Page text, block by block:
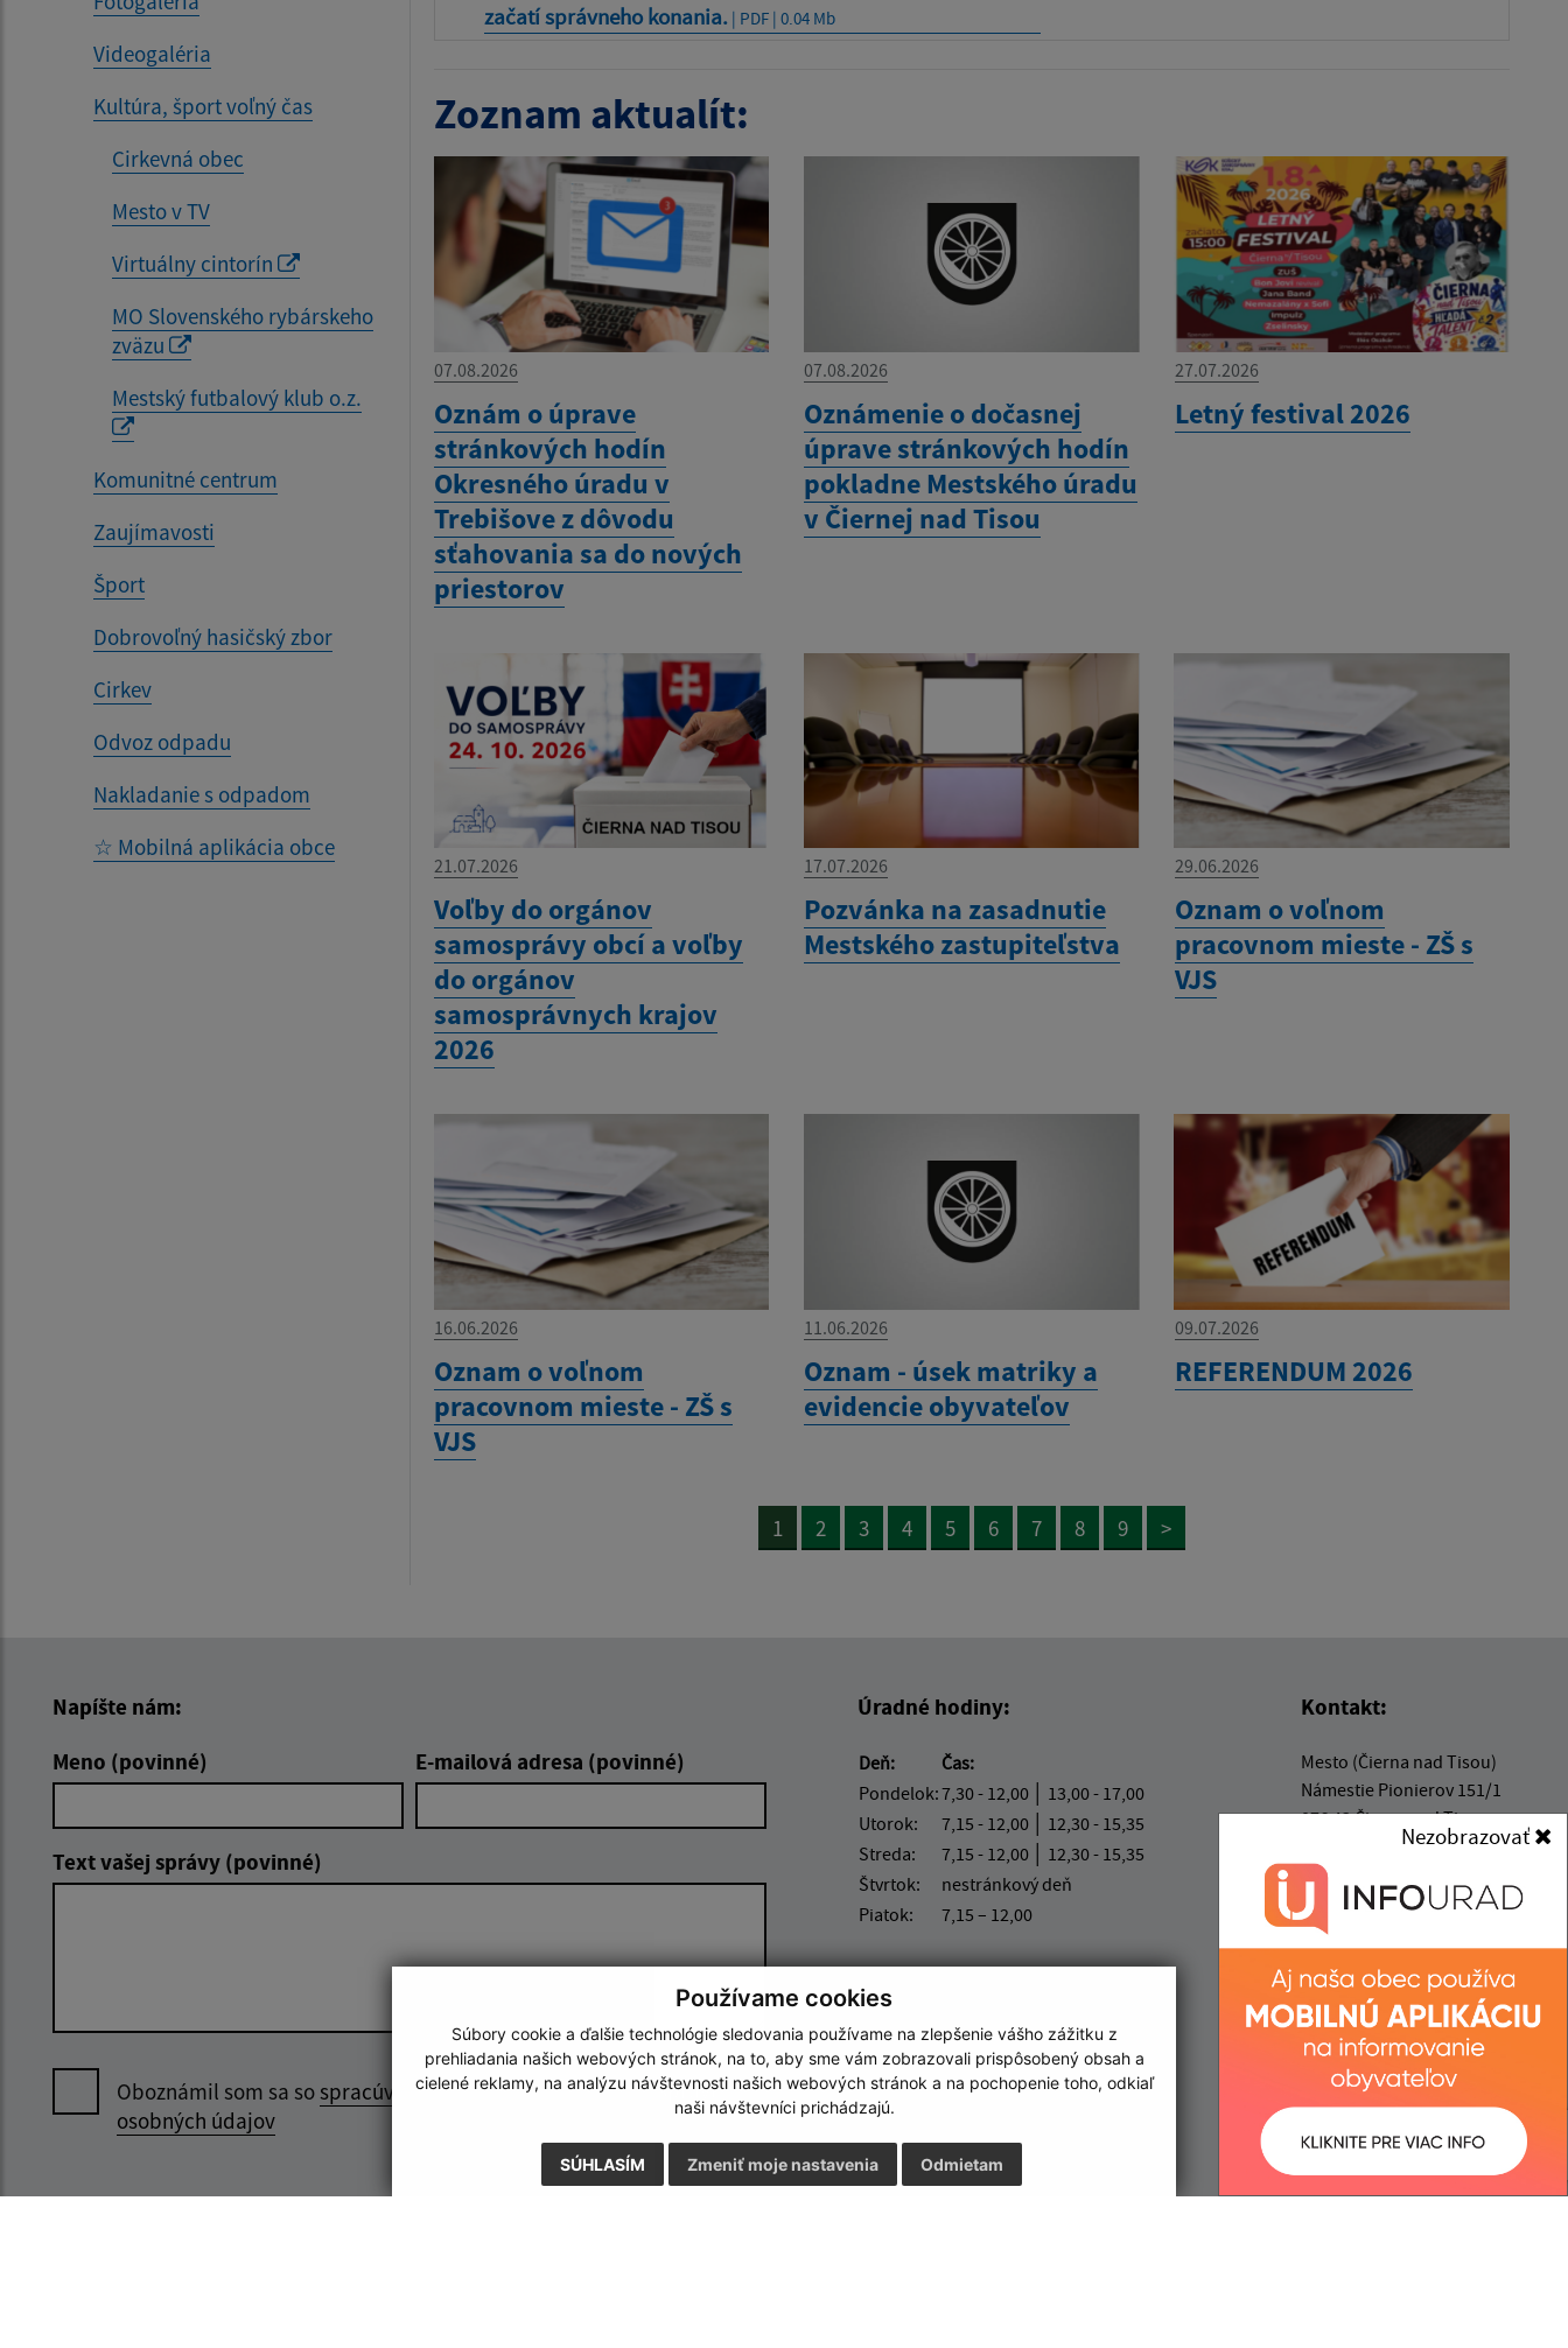
Používame cookies
Súbory cookie a ďalšie technológie sledovania používame na zlepšenie vášho zážitku z
prehliadania našich webových stránok, na to, aby sme vám zobrazovali prispôsobený obsah a
cielené reklamy, na analýzu návštevnosti našich webových stránok a na pochopenie toho, odkiaľ
naši návštevníci prichádzajú.
SÚHLASÍM Odmietam
Zmeniť moje nastavenia
Videogaléria
Kultúra, šport voľný čas
Cirkevná obec
Mesto v TV
Virtuálny cintorín
MO Slovenského rybárskeho
zväzu
Mestský futbalový klub o.z.
Komunitné centrum
Zaujímavosti
Šport
Dobrovoľný hasičský zbor
Cirkev
Odvoz odpadu
Nakladanie s odpadom
☆ Mobilná aplikácia obce
začatí správneho konania.| PDF | 0.04 Mb
Zoznam aktualít:
07.08.2026
Oznám o úprave
stránkových hodín
Okresného úradu v
Trebišove z dôvodu
sťahovania sa do nových
priestorov
07.08.2026
Oznámenie o dočasnej
úprave stránkových hodín
pokladne Mestského úradu
v Čiernej nad Tisou
27.07.2026
Letný festival 2026
21.07.2026
Voľby do orgánov
samosprávy obcí a voľby
do orgánov
samosprávnych krajov
2026
17.07.2026
Pozvánka na zasadnutie
Mestského zastupiteľstva
29.06.2026
Oznam o voľnom
pracovnom mieste - ZŠ s
VJS
16.06.2026
Oznam o voľnom
pracovnom mieste - ZŠ s
VJS
11.06.2026
Oznam - úsek matriky a
evidencie obyvateľov
09.07.2026
REFERENDUM 2026
1 2 3 4 5 6 7 8 9 >
Napíšte nám:
Meno (povinné)
E-mailová adresa (povinné)
Text vašej správy (povinné)
Oboznámil som sa sospracúvaním
osobných údajov
Google reCaptcha Response
Odoslať správu
Úradné hodiny:
Deň:
Čas:
Pondelok:7,30 - 12,00 │ 13,00 - 17,00
Utorok:
7,15 - 12,00 │ 12,30 - 15,35
Streda:
7,15 - 12,00 │ 12,30 - 15,35
Štvrtok:
nestránkový deň
Piatok:
7,15 – 12,00
Kontakt:
Mesto (Čierna nad Tisou)
Námestie Pionierov 151/1
076 43 Čierna nad Tisou
mesto@ciernanadtisou.sk
+421 56 687 22 01
IČO: 00331465
Nezobrazovať